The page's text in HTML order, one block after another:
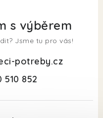
s výběrem
Jsme tu pro vás!
potreby.cz
510 852